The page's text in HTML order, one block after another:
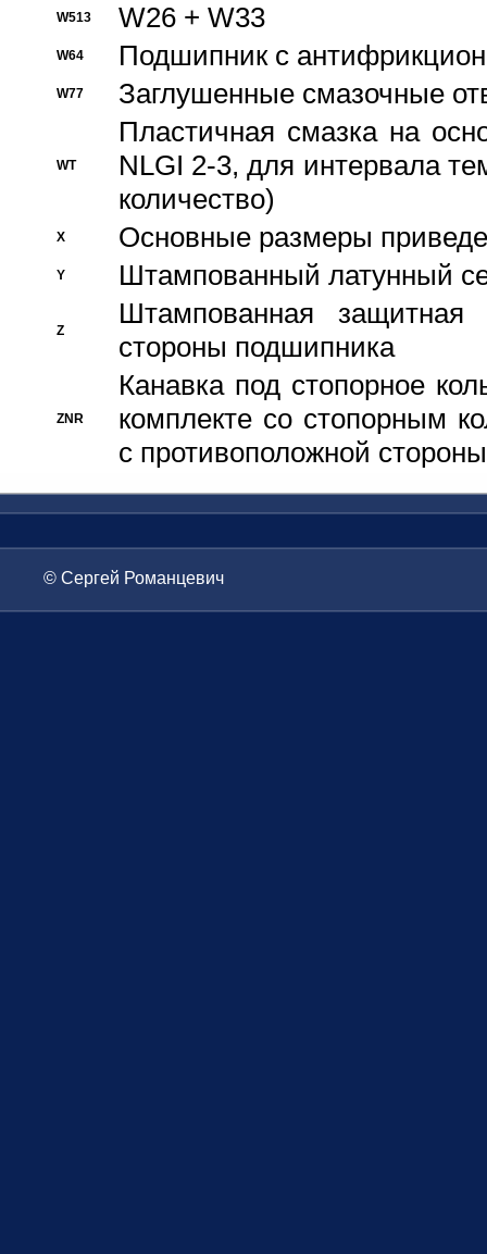
W513 W26 + W33
W64 Подшипник с
W77 Заглушенные смазочные
WT
Пластичная смазка на
NLGI 2-3, для интервала
количество)
X Основные размеры
Y Штампованный латунный
Z
Штампованная
стороны подшипника
ZNR
Канавка под стопорное
комплекте со стопорным
с противоположной стороны
© Сергей Романцевич